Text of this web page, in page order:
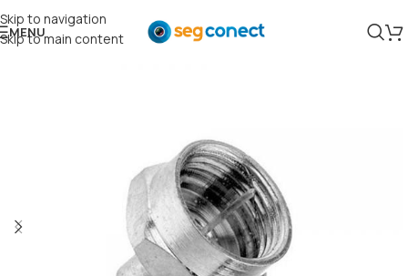
Skip to navigation
Skip to main content
MENU